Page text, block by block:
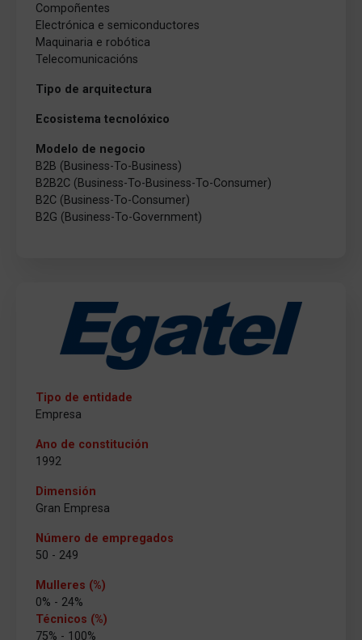
Compoñentes
Electrónica e semiconductores
Maquinaria e robótica
Telecomunicacións
Tipo de arquitectura
Ecosistema tecnolóxico
Modelo de negocio
B2B (Business-To-Business)
B2B2C (Business-To-Business-To-Consumer)
B2C (Business-To-Consumer)
B2G (Business-To-Government)
Tipo de entidade
Empresa
Ano de constitución
1992
Dimensión
Gran Empresa
Número de empregados
50 - 249
Mulleres (%)
0% - 24%
Técnicos (%)
75% - 100%